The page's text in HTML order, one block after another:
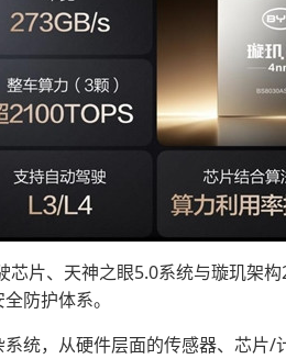
片、天神之眼5.0系统与璇玑架
防护体系。
统，从硬件层面的传感器、芯